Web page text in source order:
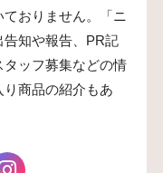
おりません。「ニ
告知や報告、PR記
ッフ募集などの情
商品の紹介もあ